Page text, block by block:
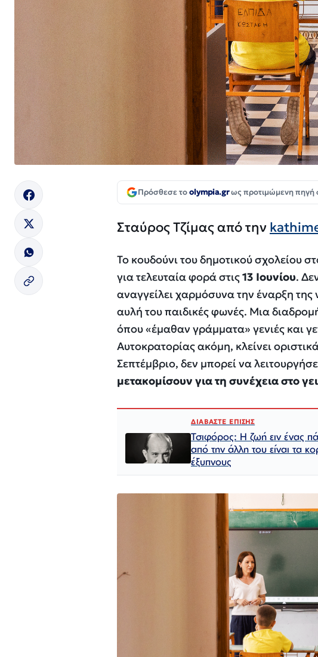
Πρόσθεσε τοolympia.grως προτιμώμενη πηγή
Σταύρος Τζίμας από την
Το κουδούνι του δημοτικού σχολείου
για τελευταία φορά στις13 Ιουνίου.
αναγγείλει χαρμόσυνα την έναρξη
αυλή του παιδικές φωνές. Μια
όπου «έμαθαν γράμματα» γενιές και
Αυτοκρατορίας ακόμη, κλείνει
Σεπτέμβριο, δεν μπορεί να
μετακομίσουν για τη συνέχεια στο
ΔΙΑΒΑΣΤΕ ΕΠΙΣΗΣ
Τσιφόρος: Η ζωή ειν ένας
από την άλλη του είναι τα
έξυπνους